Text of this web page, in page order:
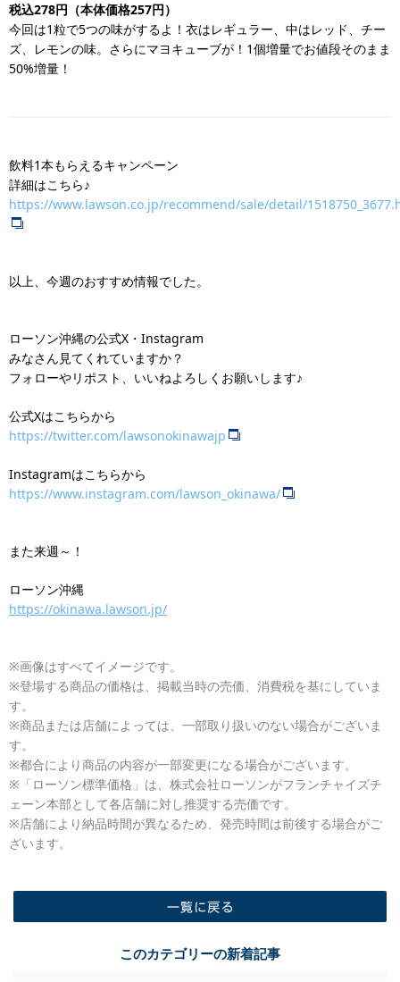
税込278円（本体価格257円）
今回は1粒で5つの味がするよ！衣はレギュラー、中はレッド、チー
ズ、レモンの味。さらにマヨキューブが！1個増量でお値段そのまま
50%増量！
飲料1本もらえるキャンペーン
詳細はこちら♪
https://www.lawson.co.jp/recommend/sale/detail/
以上、今週のおすすめ情報でした。
ローソン沖縄の公式X・Instagram
みなさん見てくれていますか？
フォローやリポスト、いいねよろしくお願いします♪
公式Xはこちらから
https://twitter.com/lawsonokinawajp
Instagramはこちらから
https://www.instagram.com/lawson_okinawa/
また来週～！
ローソン沖縄
https://okinawa.lawson.jp/
※画像はすべてイメージです。
※登場する商品の価格は、掲載当時の売価、消費税を基にしていま
す。
※商品または店舗によっては、一部取り扱いのない場合がございま
す。
※都合により商品の内容が一部変更になる場合がございます。
※「ローソン標準価格」は、株式会社ローソンがフランチャイズチ
ェーン本部として各店舗に対し推奨する売価です。
※店舗により納品時間が異なるため、発売時間は前後する場合がご
ざいます。
このカテゴリーの新着記事